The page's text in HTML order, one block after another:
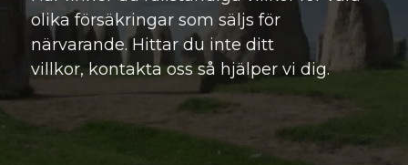
olika försäkringar som säljs för
närvarande. Hittar du inte ditt
villkor,kontakta ossså hjälper vi dig.